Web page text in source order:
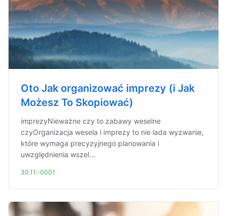
Oto Jak organizować imprezy (i Jak
Możesz To Skopiować)
imprezyNieważne czy to zabawy weselne
czyOrganizacja wesela i imprezy to nie lada wyzwanie,
które wymaga precyzyjnego planowania i
uwzględnienia wszel...
30.11.-0001